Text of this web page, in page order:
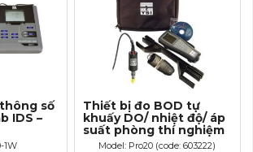
số
IDS –
1W
Thiết bị đo BOD tự
khuấy DO/ nhiệt độ/ áp
suất phòng thí nghiệm
– cáp dài 1m
Model: Pro20 (code: 603222)